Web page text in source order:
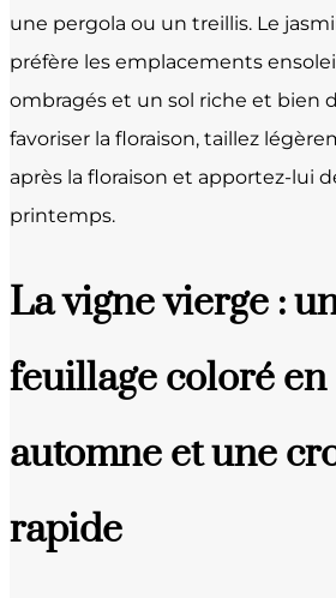
une pergola ou un treillis. Le
préfère les emplacements
ombragés et un sol riche et bien
favoriser la floraison, taillez
après la floraison et apportez-lui
printemps.
La vigne vierge :
feuillage coloré en
automne et une
rapide